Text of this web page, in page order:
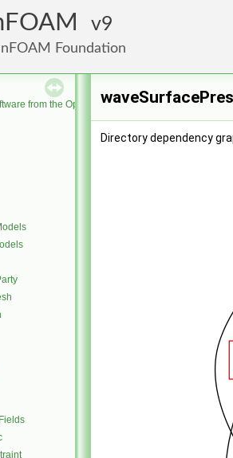
9
Foundation
from the OpenFOAM Foundation
Directory dependency